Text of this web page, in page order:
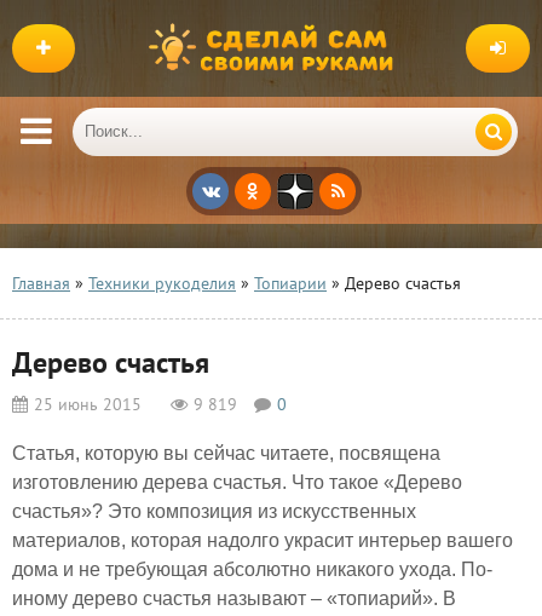
Главная » Техники рукоделия » Топиарии » Дерево счастья
Дерево счастья
25 июнь 2015 9 819 0
Статья, которую вы сейчас читаете, посвящена
изготовлению дерева счастья. Что такое «Дерево
счастья»? Это композиция из искусственных
материалов, которая надолго украсит интерьер вашего
дома и не требующая абсолютно никакого ухода. По-
иному дерево счастья называют – «топиарий». В